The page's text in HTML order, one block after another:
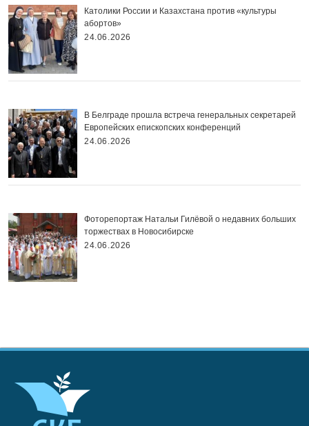
Католики России и Казахстана против «культуры
абортов»
24.06.2026
В Белграде прошла встреча генеральных секретарей
Европейских епископских конференций
24.06.2026
Фоторепортаж Натальи Гилёвой о недавних больших
торжествах в Новосибирске
24.06.2026